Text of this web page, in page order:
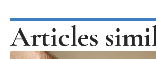
Articles